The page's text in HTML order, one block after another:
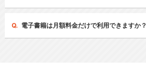
電子書籍は月額料金だけで利用できますか？